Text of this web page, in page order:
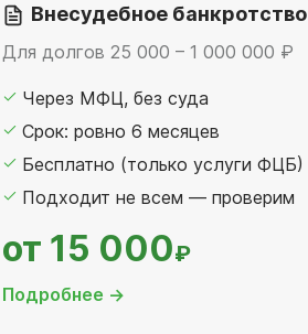
Внесудебное банкротство
Для долгов 25 000 – 1 000 000 ₽
Через МФЦ, без суда
Срок: ровно 6 месяцев
Бесплатно (только услуги ФЦБ)
Подходит не всем — проверим
от 15 000₽
Подробнее →